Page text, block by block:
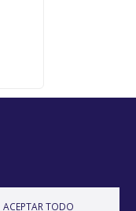
ACEPTAR TODO